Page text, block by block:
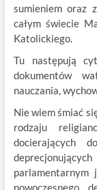
sumieniem oraz
całym świecie
Katolickiego.
Tu następują
dokumentów
nauczania,
Nie wiem śmiać
rodzaju
docierających
parlamentarnym
nowoczesnego,